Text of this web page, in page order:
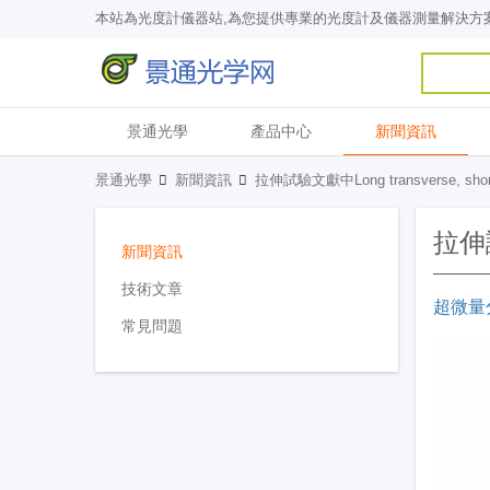
本站為光度計儀器站,為您提供專業的光度計及儀器測量解決方
景通光學 產品中心 新聞資訊
景通光學 新聞資訊 拉伸試驗文獻中Long transverse,
新聞資訊
技術文章
常見問題
拉
超微